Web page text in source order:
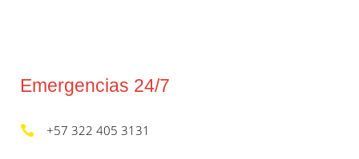
Emergencias 24/7
+57 322 405 3131